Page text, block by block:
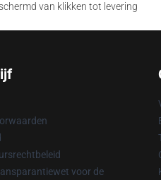
van klikken tot levering
voor de